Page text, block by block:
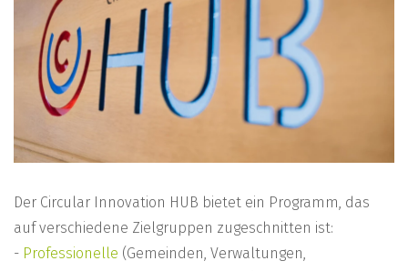
Der Circular Innovation HUB bietet ein Programm, das
auf verschiedene Zielgruppen zugeschnitten ist:
- Professionelle (Gemeinden, Verwaltungen,